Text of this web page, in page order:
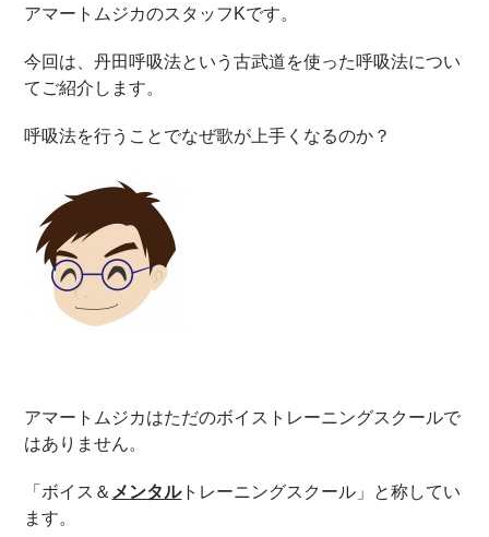
アマートムジカのスタッフKです。
今回は、丹田呼吸法という古武道を使った呼吸法につい
てご紹介します。
呼吸法を行うことでなぜ歌が上手くなるのか？
アマートムジカはただのボイストレーニングスクールで
はありません。
「ボイス＆ メンタルトレーニングスクール」と称してい
ます。